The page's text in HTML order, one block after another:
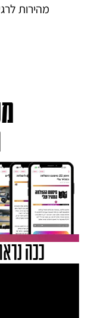
מהירות
ככה